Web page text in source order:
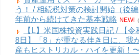
う！ / 相続税対策の検討開始（後
年前から続けてきた基本戦略 NEW!
【L】米国株投資実践日記 / 【令
8日】「8」が重なる佳き日に、我
産もヒストリカル・ハイを更新！